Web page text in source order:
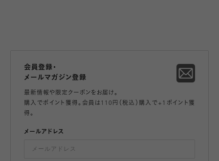
会員登録・
メールマガジン登録
最新情報や限定クーポンをお届け。
購入でポイント獲得。会員は110円（税込）購入で+1ポイント獲
得。
メールアドレス